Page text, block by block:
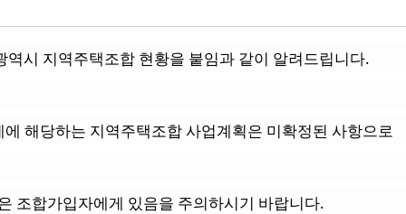
시 지역주택조합 현황을 붙임과 같이 알려드립니다.
해당하는 지역주택조합 사업계획은 미확정된 사항으로
조합가입자에게 있음을 주의하시기 바랍니다.